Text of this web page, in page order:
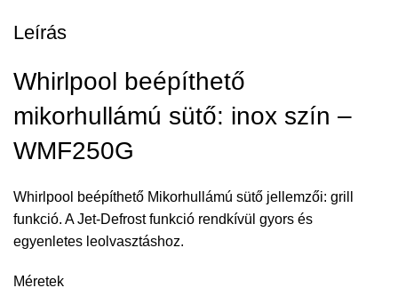
Leírás
Whirlpool beépíthető
mikorhullámú sütő: inox szín –
WMF250G
Whirlpool beépíthető Mikorhullámú sütő jellemzői: grill
funkció. A Jet-Defrost funkció rendkívül gyors és
egyenletes leolvasztáshoz.
Méretek